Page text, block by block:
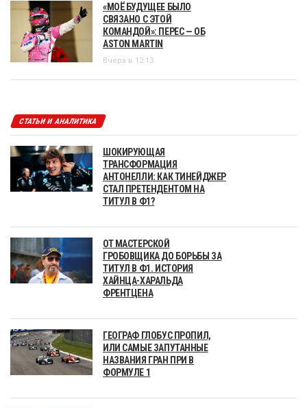
«МОЁ БУДУЩЕЕ БЫЛО
СВЯЗАНО С ЭТОЙ
КОМАНДОЙ»: ПЕРЕС — ОБ
ASTON MARTIN
Вчера в 12:13
СТАТЬИ И АНАЛИТИКА
ШОКИРУЮЩАЯ
ТРАНСФОРМАЦИЯ
АНТОНЕЛЛИ: КАК ТИНЕЙДЖЕР
СТАЛ ПРЕТЕНДЕНТОМ НА
ТИТУЛ В Ф1?
ОТ МАСТЕРСКОЙ
ГРОБОВЩИКА ДО БОРЬБЫ ЗА
ТИТУЛ В Ф1. ИСТОРИЯ
ХАЙНЦА-ХАРАЛЬДА
ФРЕНТЦЕНА
ГЕОГРАФ ГЛОБУС ПРОПИЛ,
ИЛИ САМЫЕ ЗАПУТАННЫЕ
НАЗВАНИЯ ГРАН ПРИ В
ФОРМУЛЕ 1